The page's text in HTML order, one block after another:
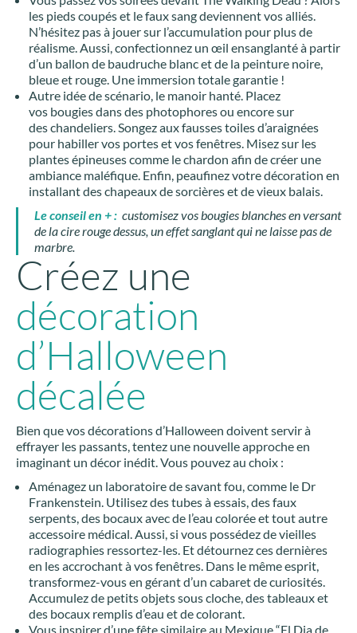
les pieds coupés et le faux sang deviennent vos alliés.
N’hésitez pas à jouer sur l’accumulation pour plus de
réalisme. Aussi, confectionnez un œil ensanglanté à partir
d’un ballon de baudruche blanc et de la peinture noire,
bleue et rouge. Une immersion totale garantie !
Autre idée de scénario, le manoir hanté. Placez
vos bougies dans des photophores ou encore sur
des chandeliers. Songez aux fausses toiles d’araignées
pour habiller vos portes et vos fenêtres. Misez sur les
plantes épineuses comme le chardon afin de créer une
ambiance maléfique. Enfin, peaufinez votre décoration en
installant des chapeaux de sorcières et de vieux balais.
Le conseil en + : customisez vos bougies blanches en versant
de la cire rouge dessus, un effet sanglant qui ne laisse pas de
marbre.
Créez une
décoration
d’Halloween
décalée
Bien que vos décorations d’Halloween doivent servir à
effrayer les passants, tentez une nouvelle approche en
imaginant un décor inédit. Vous pouvez au choix :
Aménagez un laboratoire de savant fou, comme le Dr
Frankenstein. Utilisez des tubes à essais, des faux
serpents, des bocaux avec de l’eau colorée et tout autre
accessoire médical. Aussi, si vous possédez de vieilles
radiographies ressortez-les. Et détournez ces dernières
en les accrochant à vos fenêtres. Dans le même esprit,
transformez-vous en gérant d’un cabaret de curiosités.
Accumulez de petits objets sous cloche, des tableaux et
des bocaux remplis d’eau et de colorant.
Vous inspirer d’une fête similaire au Mexique “El Dia de